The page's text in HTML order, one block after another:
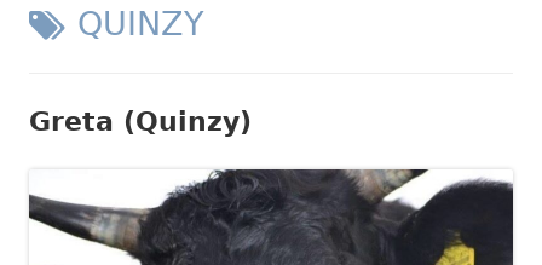
SCHLAGWORT:
QUINZY
Greta (Quinzy)